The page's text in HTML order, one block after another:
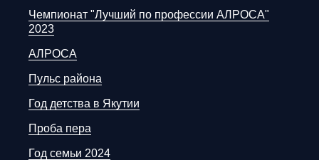
Чемпионат "Лучший по профессии АЛРОСА"
2023
АЛРОСА
Пульс района
Год детства в Якутии
Проба пера
Год семьи 2024